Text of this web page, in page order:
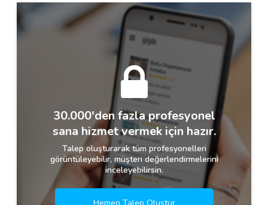
30.000'den fazla profesyonel
sana hizmet vermek için hazır.
Talep oluşturarak tüm profesyonelleri
görüntüleyebilir, müşteri değerlendirmelerini
inceleyebilirsin.